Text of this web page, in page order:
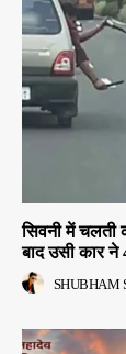
सिवनी में चलती
बाद उसी कार ने
SHUBHAM